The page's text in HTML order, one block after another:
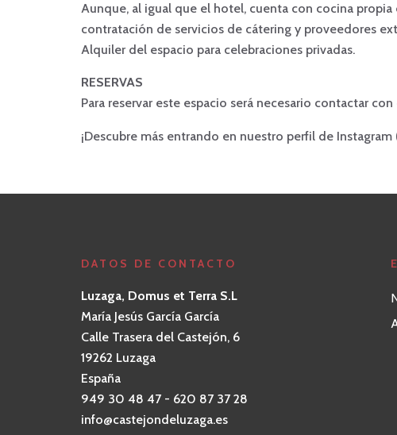
Aunque, al igual que el hotel, cuenta con cocina
contratación de servicios de cátering y proveedores
Alquiler del espacio para celebraciones privadas.
RESERVAS
Para reservar este espacio será necesario contactar
¡Descubre más entrando en nuestro perfil de
DATOS DE CONTACTO
Luzaga, Domus et Terra S.L
María Jesús García García
Calle Trasera del Castejón, 6
19262 Luzaga
España
949 30 48 47 - 620 87 37 28
info@castejondeluzaga.es